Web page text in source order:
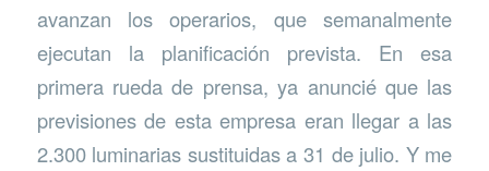
avanzan los operarios, que semanalmente
ejecutan la planificación prevista. En esa
primera rueda de prensa, ya anuncié que las
previsiones de esta empresa eran llegar a las
2.300 luminarias sustituidas a 31 de julio. Y me